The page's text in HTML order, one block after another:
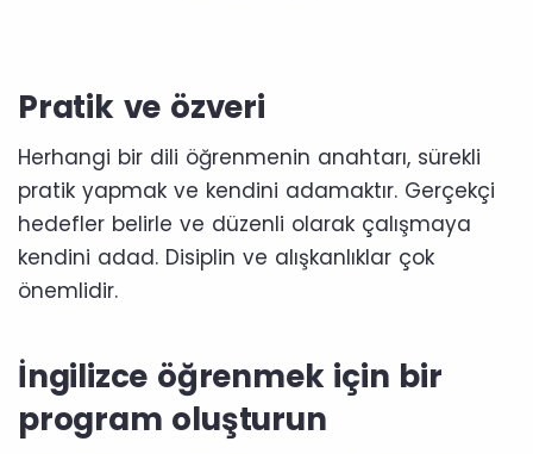
Pratik ve özveri
Herhangi bir dili öğrenmenin anahtarı, sürekli
pratik yapmak ve kendini adamaktır. Gerçekçi
hedefler belirle ve düzenli olarak çalışmaya
kendini adad. Disiplin ve alışkanlıklar çok
önemlidir.
İngilizce öğrenmek için bir
program oluşturun